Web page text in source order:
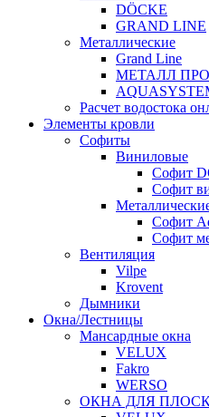
DÖCKE
GRAND LINE
Металлические
Grand Line
МЕТАЛЛ
Расчет водостока
Элементы кровли
Софиты
Виниловые
Софит
Софит
Софит
Софит
Вентиляция
Vilpe
Krovent
Дымники
Окна/Лестницы
Мансардные окна
VELUX
Fakro
WERSO
ОКНА ДЛЯ